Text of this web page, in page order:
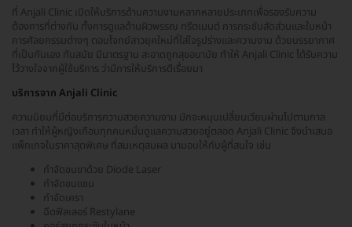
ที่ Anjali Clinic เปิดให้บริการด้านความงามหลากหลายประเภทเพื่อรองรับความ
ต้องการที่ต่างกัน ทั้งการดูแลด้านผิวพรรณ ทรีตเมนต์ การกระชับสัดส่วนและใบหน้า
การศัลยกรรมต่างๆ ตอบโจทย์สาวยุคใหม่ที่ใส่ใจรูปร่างและความงาม ด้วยบรรยากาศ
ที่เป็นกันเอง ทันสมัย มีมาตรฐาน สะอาดถูกสุขอนามัย ทำให้ Anjali Clinic ได้รับความ
ไว้วางใจจากผู้ใช้บริการ ว่ามีการให้บริการดีเรื่อยมา
บริการจาก Anjali Clinic
ความนิยมที่มีต่อบริการความสวยความงาม มักจะหมุนเปลี่ยนเวียนผ่านไปตามกาล
เวลา ทำให้ผู้หญิงเกือบทุกคนหมั่นดูแลความสวยอยู่ตลอด Anjali Clinic จึงนำเสนอ
แพ็กเกจในราคาสุดพิเศษ ที่สมเหตุสมผล มามอบให้กับผู้ที่สนใจ เช่น
กำจัดขนขาด้วย Diode Laser
กำจัดขนแขน
กำจัดเครา
ฉีดฟิลเลอร์ Restylane